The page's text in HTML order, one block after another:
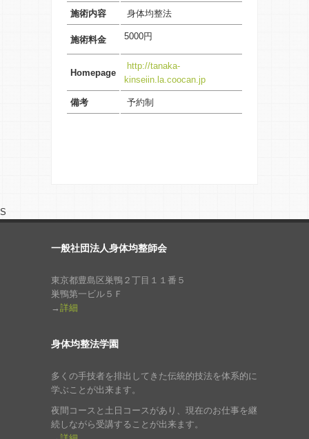
施術内容 身体均整法
施術料金 5000円
Homepage
http://tanaka-
kinseiin.la.coocan.jp
備考 予約制
S
一般社団法人身体均整師会
東京都豊島区巣鴨２丁目１１番５
巣鴨第一ビル５Ｆ
→ 詳細
身体均整法学園
多くの手技者を排出してきた伝統的技法を体系的に
学ぶことが出来ます。
夜間コースと土日コースがあり、現在のお仕事を継
続しながら受講することが出来ます。